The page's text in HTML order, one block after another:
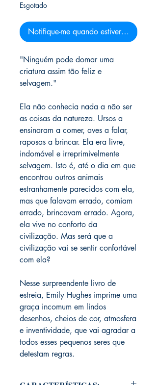
Esgotado
Notifique-me quando estiver disponível
"Ninguém pode domar uma
criatura assim tão feliz e
selvagem."
Ela não conhecia nada a não ser
as coisas da natureza. Ursos a
ensinaram a comer, aves a falar,
raposas a brincar. Ela era livre,
indomável e irreprimivelmente
selvagem. Isto é, até o dia em que
encontrou outros animais
estranhamente parecidos com ela,
mas que falavam errado, comiam
errado, brincavam errado. Agora,
ela vive no conforto da
civilização. Mas será que a
civilização vai se sentir confortável
com ela?
Nesse surpreendente livro de
estreia, Emily Hughes imprime uma
graça incomum em lindos
desenhos, cheios de cor, atmosfera
e inventividade, que vai agradar a
todos esses pequenos seres que
detestam regras.